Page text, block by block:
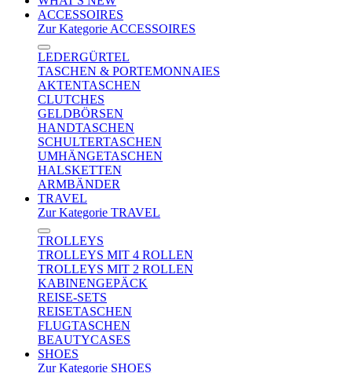
ACCESSOIRES
Zur Kategorie ACCESSOIRES
LEDERGÜRTEL
TASCHEN & PORTEMONNAIES
AKTENTASCHEN
CLUTCHES
GELDBÖRSEN
HANDTASCHEN
SCHULTERTASCHEN
UMHÄNGETASCHEN
HALSKETTEN
ARMBÄNDER
TRAVEL
Zur Kategorie TRAVEL
TROLLEYS
TROLLEYS MIT 4 ROLLEN
TROLLEYS MIT 2 ROLLEN
KABINENGEPÄCK
REISE-SETS
REISETASCHEN
FLUGTASCHEN
BEAUTYCASES
SHOES
Zur Kategorie SHOES